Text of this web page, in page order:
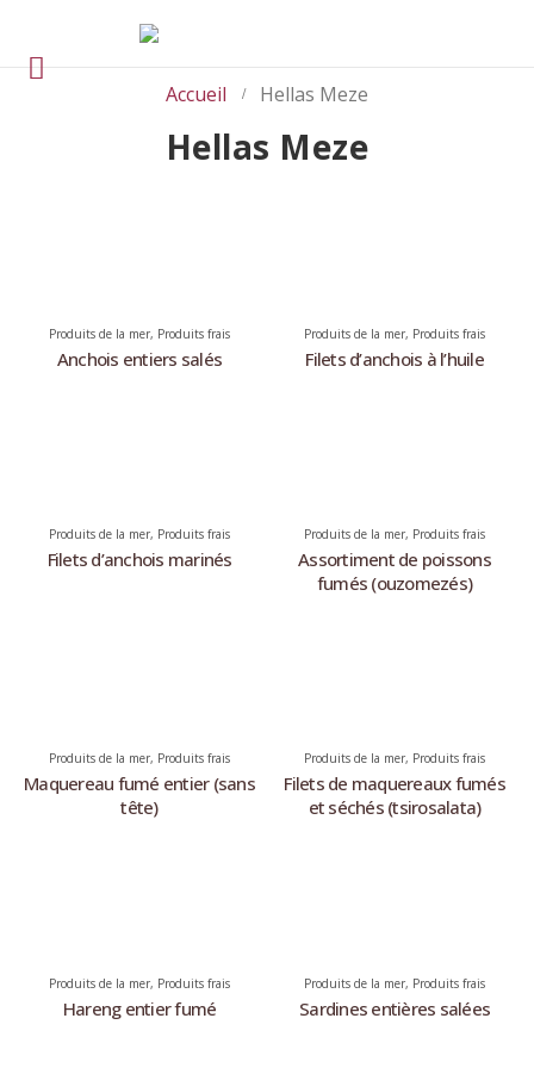
Accueil Hellas Meze
Hellas Meze
Produits de la mer, Produits frais
Anchois entiers salés
Produits de la mer, Produits frais
Filets d’anchois à l’huile
Produits de la mer, Produits frais
Filets d’anchois marinés
Produits de la mer, Produits frais
Assortiment de poissons
fumés (ouzomezés)
Produits de la mer, Produits frais
Maquereau fumé entier (sans
tête)
Produits de la mer, Produits frais
Filets de maquereaux fumés
et séchés (tsirosalata)
Produits de la mer, Produits frais
Hareng entier fumé
Produits de la mer, Produits frais
Sardines entières salées